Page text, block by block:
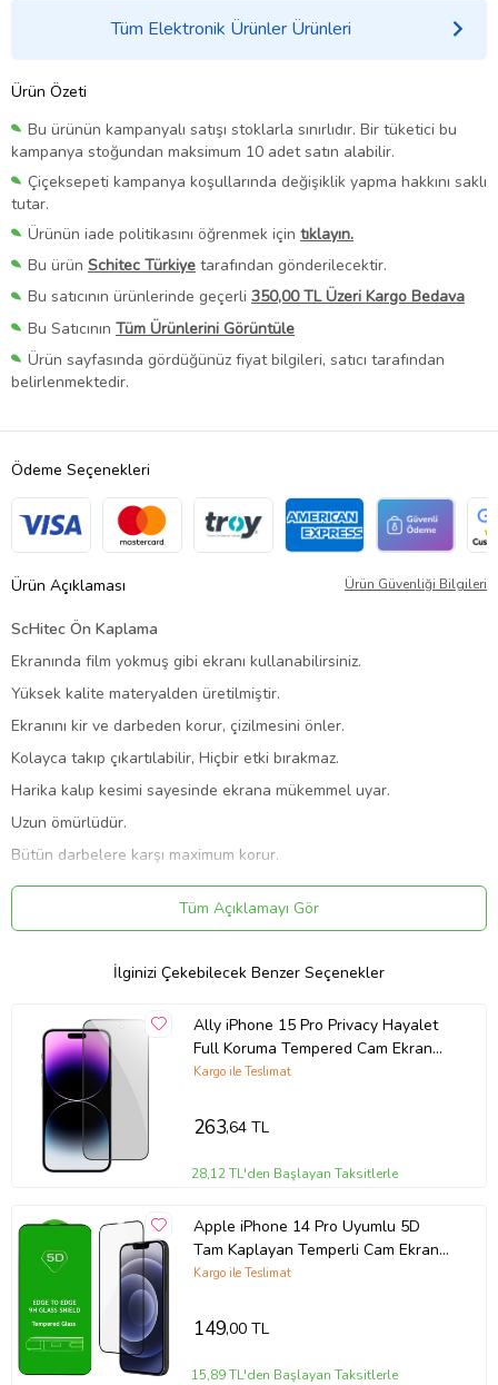
Tüm Elektronik Ürünler Ürünleri
Ürün Özeti
Bu ürünün kampanyalı satışı stoklarla sınırlıdır. Bir tüketici bu
kampanya stoğundan maksimum 10 adet satın alabilir.
Çiçeksepeti kampanya koşullarında değişiklik yapma hakkını saklı
tutar.
Ürünün iade politikasını öğrenmek için tıklayın.
Bu ürün Schitec Türkiye tarafından gönderilecektir.
Bu satıcının ürünlerinde geçerli 350,00 TL Üzeri Kargo Bedava
Bu Satıcının Tüm Ürünlerini Görüntüle
Ürün sayfasında gördüğünüz fiyat bilgileri, satıcı tarafından
belirlenmektedir.
Ödeme Seçenekleri
Ürün Açıklaması Ürün Güvenliği Bilgileri
ScHitec Ön Kaplama
Ekranında film yokmuş gibi ekranı kullanabilirsiniz.
Yüksek kalite materyalden üretilmiştir.
Ekranını kir ve darbeden korur, çizilmesini önler.
Kolayca takıp çıkartılabilir, Hiçbir etki bırakmaz.
Harika kalıp kesimi sayesinde ekrana mükemmel uyar.
Uzun ömürlüdür.
Bütün darbelere karşı maximum korur.
Özel malzemeden yapılmış özel koruyucu.
Kenarları elmas kesicilerle yuvarlatılmış olduğu için darbeleri daha
Bıçak ve anahtarlar gibi keskin nesneler ile bile çizilmez.
yağ geçirmeyen bir kaplama vardır.
Kurulumu kolayca yapılabilir.
Dokunmatik ekran hassasiyetini etkilemez.
Diğer cam ürünlere göre daha güvenlidir. Kırılması halinde
parçalanmaz ve keskin olmayan küçük parçalar halinde etrafına
zarar vermez.
iadesi yoktur. Lütfen telefon modelinizi kontrol ettikten sonra
sipariş veriniz.
Tüm Açıklamayı Gör
İlginizi Çekebilecek Benzer Seçenekler
Ally iPhone 15 Pro Privacy Hayalet
Full Koruma Tempered Cam Ekran
Koruyucu (Siyah)
Kargo ile Teslimat
263,64 TL
28,12 TL'den Başlayan Taksitlerle
Apple iPhone 14 Pro Uyumlu 5D
Tam Kaplayan Temperli Cam Ekran
Koruyucu
Kargo ile Teslimat
149,00 TL
15,89 TL'den Başlayan Taksitlerle